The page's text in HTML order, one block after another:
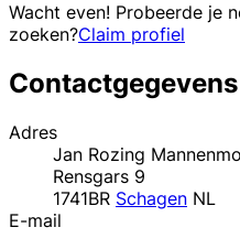
Wacht even! Probeerde je
zoeken?Claim profiel
Contactgegevens
Adres
Jan Rozing
Rensgars 9
1741BR Schagen NL
E-mail